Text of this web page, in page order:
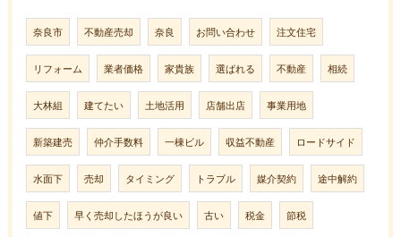
奈良市 不動産売却 奈良 お問い合わせ 注文住宅
リフォーム 業者価格 家貴族 選ばれる 不動産 相続
大林組 建てたい 土地活用 店舗出店 事業用地
新築建売 仲介手数料 一棟ビル 収益不動産 ロードサイド
水面下 売却 タイミング トラブル 媒介契約 途中解約
値下 早く売却したほうが良い 古い 税金 節税